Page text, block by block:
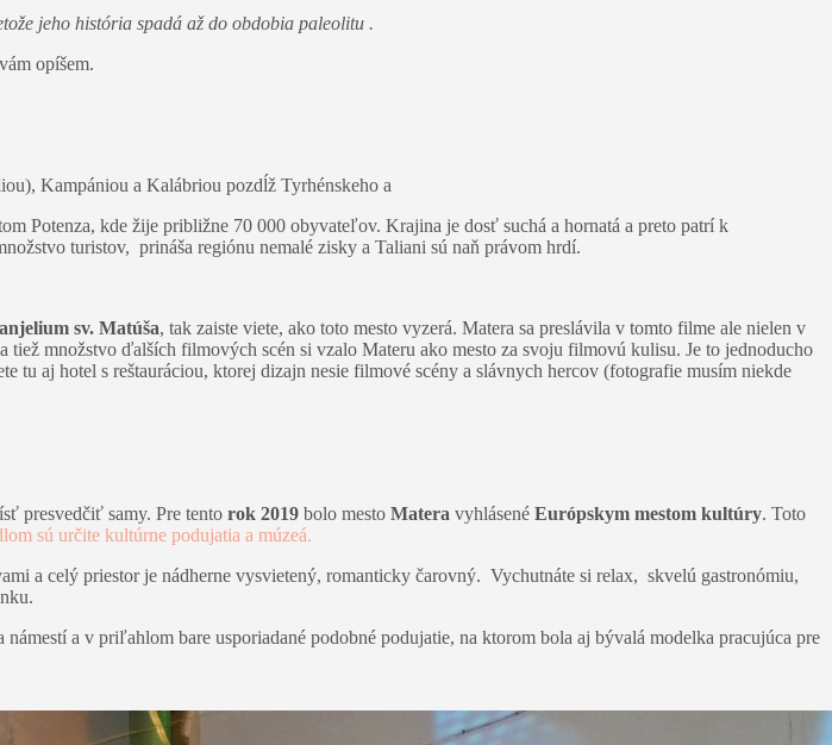
jeho história spadá až do obdobia paleolitu .
opíšem.
Kampániou a Kalábriou pozdĺž Tyrhénskeho a
Potenza, kde žije približne 70 000 obyvateľov. Krajina je dosť suchá a hornatá a preto patrí k
turistov, prináša regiónu nemalé zisky a Taliani sú naň právom hrdí.
sv. Matúša, tak zaiste viete, ako toto mesto vyzerá. Matera sa preslávila v tomto filme ale nielen v
a tiež množstvo ďalších filmových scén si vzalo Materu ako mesto za svoju filmovú kulisu. Je to jednoducho
tu aj hotel s reštauráciou, ktorej dizajn nesie filmové scény a slávnych hercov (fotografie musím niekde
presvedčiť samy. Pre tento rok 2019 bolo mesto Matera vyhlásené Európskym mestom kultúry. Toto
sú určite kultúrne podujatia a múzeá.
a celý priestor je nádherne vysvietený, romanticky čarovný. Vychutnáte si relax, skvelú gastronómiu,
námestí a v priľahlom bare usporiadané podobné podujatie, na ktorom bola aj bývalá modelka pracujúca pre